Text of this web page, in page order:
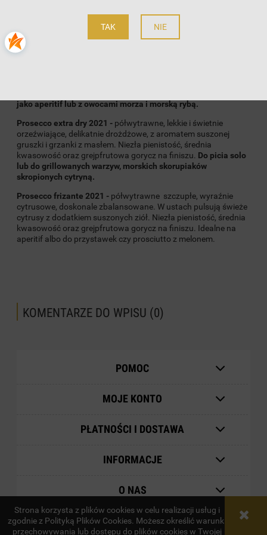
TAK NIE
Strona korzysta z plików cookies w celu realizacji usług i
zgodnie z Polityką Plików Cookies. Możesz określić warunki
przechowywania lub dostępu do plików cookies w Twojej
oznacza wino półwytrawne!
to wersja półsłodka,
jest wytrawne, zaś extra brutto wino całkowicie pozbawione
cukru.
jako aperitif lub z owocami morza i morską rybą.
Prosecco extra dry 2021 - półwytrawne, lekkie i świetnie
orzeźwiające, delikatnie drożdżowe, z aromatem suszonej
gruszki i grzanki z masłem. Niezła pienistość, średnia
kwasowość oraz grejpfrutowa gorycz na finiszu. Do picia solo
lub do grillowanych warzyw, morskich skorupiaków
skropionych cytryną.
Prosecco frizante 2021 - półwytrawne szczupłe, wyraźnie
cytrusowe, doskonale zbalansowane. W ustach pulsują świeże
cytrusy z dodatkiem suszonych ziół. Niezła pienistość, średnia
kwasowość oraz grejpfrutowa gorycz na finiszu. Idealne na
aperitif albo do przystawek czy prosciutto z melonem.
KOMENTARZE DO WPISU (0)
POMOC
MOJE KONTO
PŁATNOŚCI I DOSTAWA
INFORMACJE
O NAS
pokaż pełną wersję strony